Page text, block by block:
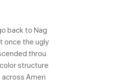
back to Nag
once the ugly
throu
structure
Ameri